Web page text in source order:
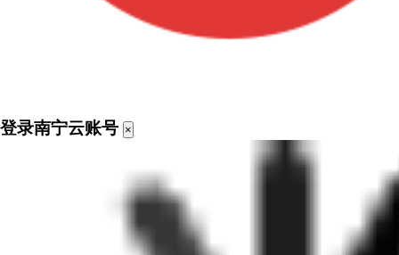
登录南宁云账号 ×